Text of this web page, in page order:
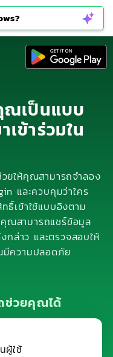
ณเป็นแบบ
ข้าร่วมใน
ยให้คุณสามารถจำลอง
และควบคุมว่าใคร
ธิ์เข้าใช้แบบอิงตาม
ณสามารถแชร์ข้อมูล
กล่าว และตรวจสอบให้
มีความปลอดภัย
ช่วยคุณได้
ผู้ใช้